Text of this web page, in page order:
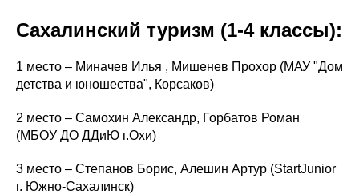
Сахалинский туризм (1-4 классы):
1 место – Миначев Илья , Мишенев Прохор (МАУ "Дом
детства и юношества", Корсаков)
2 место – Самохин Александр, Горбатов Роман
(МБОУ ДО ДДиЮ г.Охи)
3 место – Степанов Борис, Алешин Артур (StartJunior
г. Южно-Сахалинск)